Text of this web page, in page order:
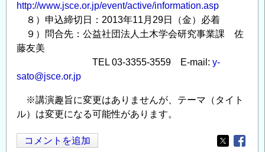
http://www.jsce.or.jp/event/active/information.asp
８）申込締切日：2013年11月29日（金）必着
９）問合先：公益社団法人土木学会研究事業課 佐
藤友美
TEL 03-3355-3559 E-mail: y-
sato@jsce.or.jp
※講演趣旨に変更はありませんが、テーマ（タイト
ル）は変更になる可能性があります。
コメントを追加
Opens in